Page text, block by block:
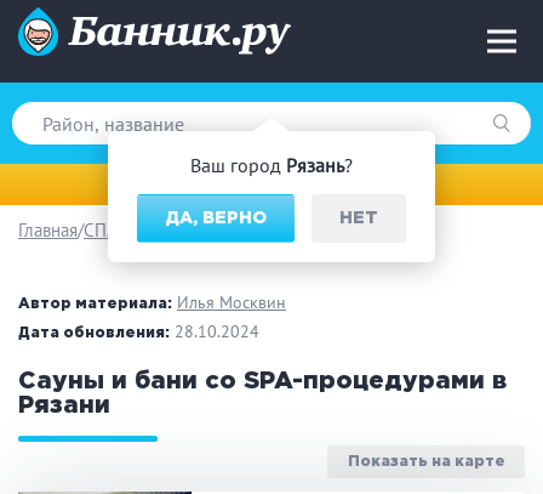
Ваш город Рязань?
ДА, ВЕРНО НЕТ
Вид парной
Русская баня
Финская сауна
На дровах
Главная СПА
Автор материала: Илья Москвин
Дата обновления: 28.10.2024
Сауны и бани со SPA-процедурами в
Рязани
Показать на карте